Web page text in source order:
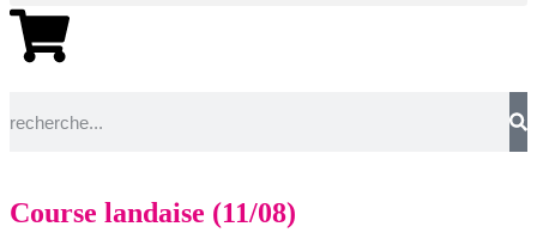
Course landaise (11/08)